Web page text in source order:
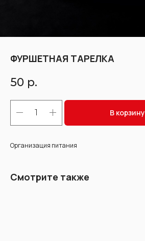
ФУРШЕТНАЯ ТАРЕЛКА
50 р.
В корзину
Организация питания
Смотрите также